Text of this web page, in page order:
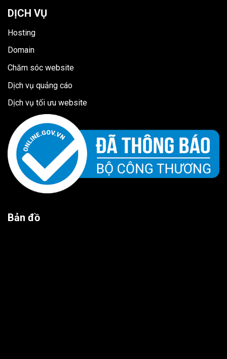
DỊCH VỤ
Hosting
Domain
Chăm sóc website
Dịch vụ quảng cáo
Dịch vụ tối ưu website
Bản đồ